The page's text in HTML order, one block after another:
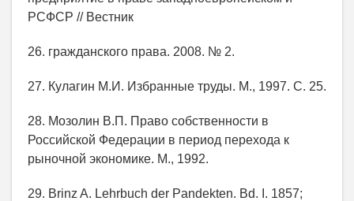
РСФСР // Вестник
26. гражданского права. 2008. № 2.
27. Кулагин М.И. Избранные труды. М., 1997. С. 25.
28. Мозолин В.П. Право собственности в
Российской Федерации в период перехода к
рыночной экономике. М., 1992.
29. Brinz A. Lehrbuch der Pandekten. Bd. I. 1857;